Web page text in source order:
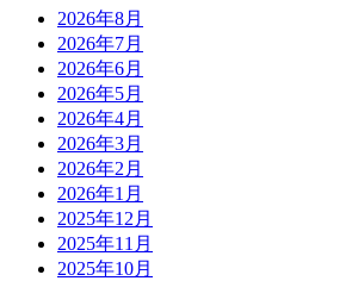
2026年8月
2026年7月
2026年6月
2026年5月
2026年4月
2026年3月
2026年2月
2026年1月
2025年12月
2025年11月
2025年10月